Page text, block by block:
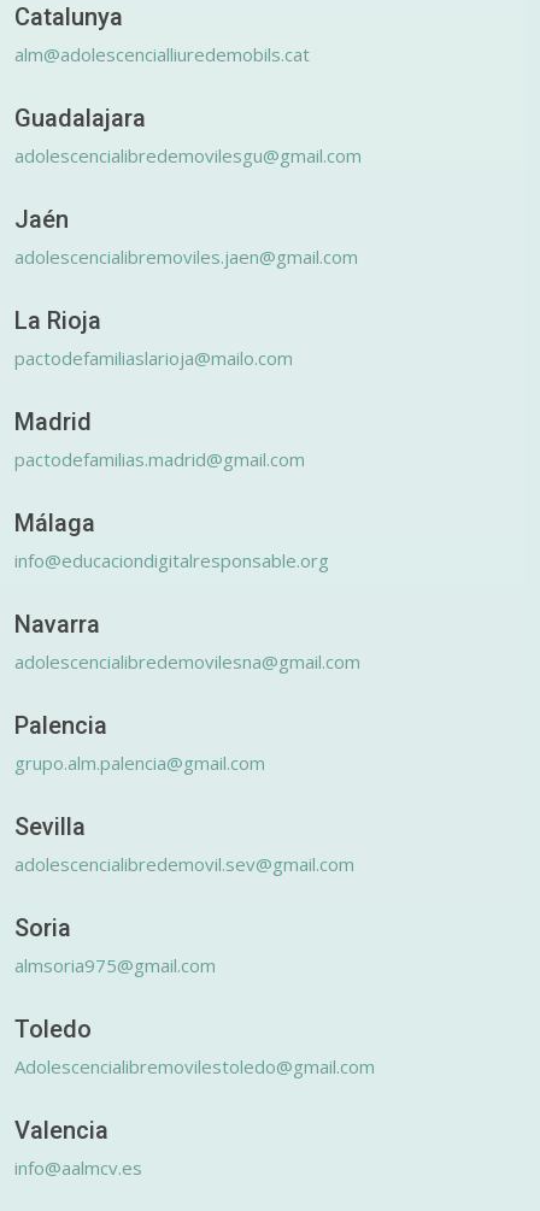
Catalunya
alm@adolescencialliuredemobils.cat
Guadalajara
adolescencialibredemovilesgu@gmail.com
Jaén
adolescencialibremoviles.jaen@gmail.com
La Rioja
pactodefamiliaslarioja@mailo.com
Madrid
pactodefamilias.madrid@gmail.com
Málaga
info@educaciondigitalresponsable.org
Navarra
adolescencialibredemovilesna@gmail.com
Palencia
grupo.alm.palencia@gmail.com
Sevilla
adolescencialibredemovil.sev@gmail.com
Soria
almsoria975@gmail.com
Toledo
Adolescencialibremovilestoledo@gmail.com
Valencia
info@aalmcv.es